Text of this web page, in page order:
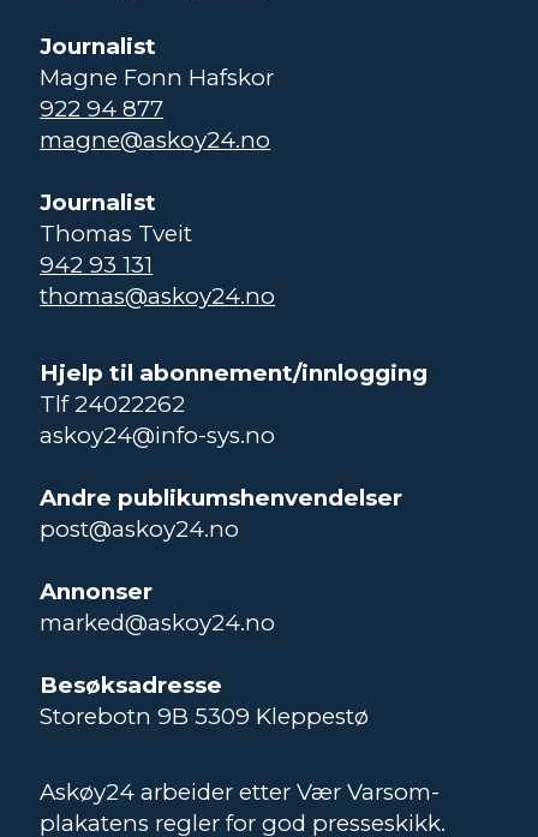
Journalist
Magne Fonn Hafskor
922 94 877
magne@askoy24.no
Journalist
Thomas Tveit
942 93 131
thomas@askoy24.no
Hjelp til abonnement/innlogging
Tlf 24022262
askoy24@info-sys.no
Andre publikumshenvendelser
post@askoy24.no
Annonser
marked@askoy24.no
Besøksadresse
Storebotn 9B 5309 Kleppestø
Askøy24 arbeider etter Vær Varsom-
plakatens regler for god presseskikk.